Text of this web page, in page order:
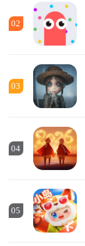
02
03
04
05